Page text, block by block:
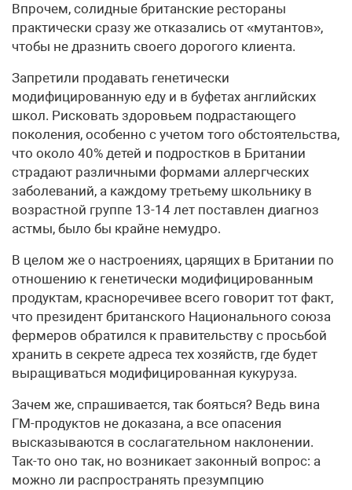
Впрочем, солидные британские рестораны
практически сразу же отказались от «мутантов»,
чтобы не дразнить своего дорогого клиента.
Запретили продавать генетически
модифицированную еду и в буфетах английских
школ. Рисковать здоровьем подрастающего
поколения, особенно с учетом того обстоятельства,
что около 40% детей и подростков в Британии
страдают различными формами аллергческих
заболеваний, а каждому третьему школьнику в
возрастной группе 13-14 лет поставлен диагноз
астмы, было бы крайне немудро.
В целом же о настроениях, царящих в Британии по
отношению к генетически модифицированным
продуктам, красноречивее всего говорит тот факт,
что президент британского Национального союза
фермеров обратился к правительству с просьбой
хранить в секрете адреса тех хозяйств, где будет
выращиваться модифицированная кукуруза.
Зачем же, спрашивается, так бояться? Ведь вина
ГМ-продуктов не доказана, а все опасения
высказываются в сослагательном наклонении.
Так-то оно так, но возникает законный вопрос: а
можно ли распространять презумпцию